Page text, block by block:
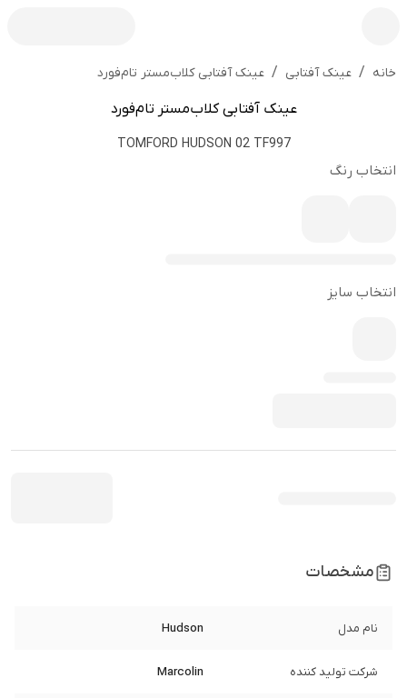
خانه / عینک آفتابی / عینک آفتابی کلاب‌مستر تام‌فورد
عینک آفتابی کلاب‌مستر تام‌فورد
TOMFORD HUDSON 02 TF997
انتخاب رنگ
انتخاب سایز
مشخصات
نام مدل Hudson
شرکت تولید کننده Marcolin